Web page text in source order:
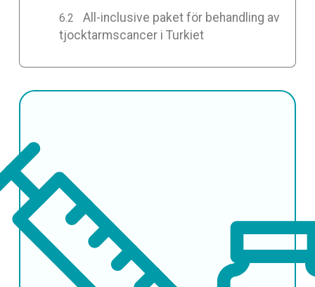
All-inclusive paket för behandling av
tjocktarmscancer i Turkiet